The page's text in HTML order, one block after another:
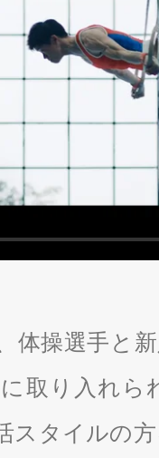
体操選手と
取り入れ
スタイルの